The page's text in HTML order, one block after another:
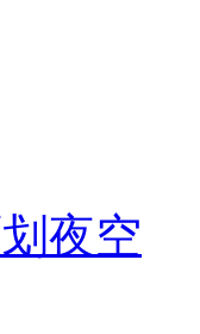
夜空